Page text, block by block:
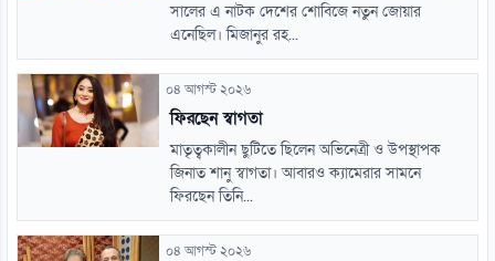
সালের এ নাটক দেশের শোবিজে নতুন জোয়ার
এনেছিল। মিজানুর রহ...
০৪ আগস্ট ২০২৬
ফিরছেন স্বাগতা
মাতৃত্বকালীন ছুটিতে ছিলেন অভিনেত্রী ও উপস্থাপক
জিনাত শানু স্বাগতা। আবারও ক্যামেরার সামনে
ফিরছেন তিনি...
০৪ আগস্ট ২০২৬